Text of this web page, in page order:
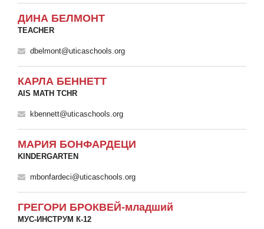
ДИНА БЕЛМОНТ
TEACHER
dbelmont@uticaschools.org
КАРЛА БЕННЕТТ
AIS MATH TCHR
kbennett@uticaschools.org
МАРИЯ БОНФАРДЕЦИ
KINDERGARTEN
mbonfardeci@uticaschools.org
ГРЕГОРИ БРОКВЕЙ-младший
МУС-ИНСТРУМ К-12